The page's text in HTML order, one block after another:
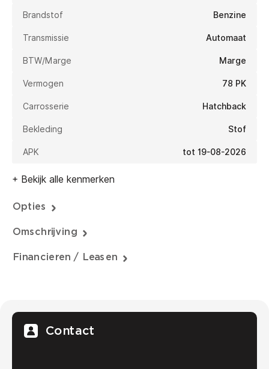
Brandstof Benzine
Transmissie Automaat
BTW/Marge Marge
Vermogen 78 PK
Carrosserie Hatchback
Bekleding Stof
APK tot 19-08-2026
+ Bekijk alle kenmerken
Opties
Omschrijving
Financieren / Leasen
Contact